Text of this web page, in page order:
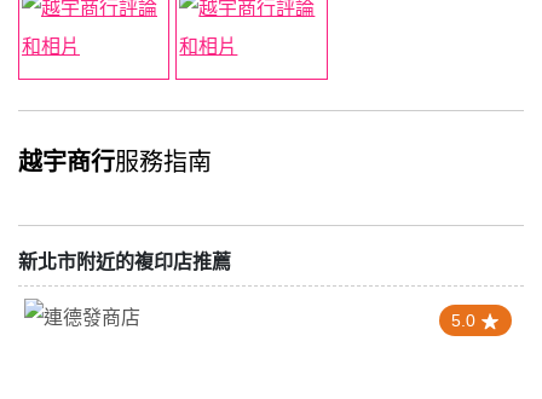
越宇商行服務指南
新北市附近的複印店推薦
5.0